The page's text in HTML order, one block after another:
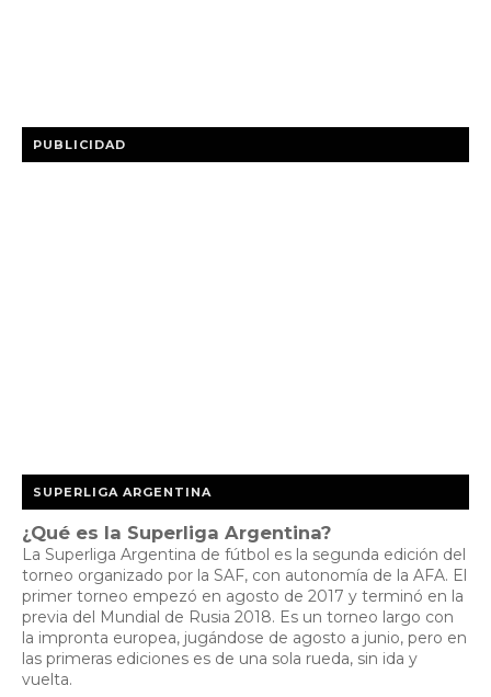
PUBLICIDAD
SUPERLIGA ARGENTINA
¿Qué es la Superliga Argentina?
La Superliga Argentina de fútbol es la segunda edición del
torneo organizado por la SAF, con autonomía de la AFA. El
primer torneo empezó en agosto de 2017 y terminó en la
previa del Mundial de Rusia 2018. Es un torneo largo con
la impronta europea, jugándose de agosto a junio, pero en
las primeras ediciones es de una sola rueda, sin ida y
vuelta.